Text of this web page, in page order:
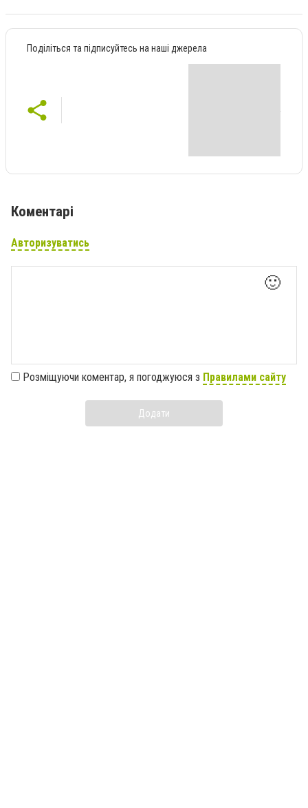
Поділіться та підписуйтесь на наші джерела
Коментарі
Авторизуватись
🙂
Розміщуючи коментар, я погоджуюся з Правилами сайту
Додати